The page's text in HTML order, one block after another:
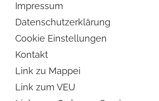
Impressum
Datenschutzerklärung
Cookie Einstellungen
Kontakt
Link zu Mappei
Link zum VEU